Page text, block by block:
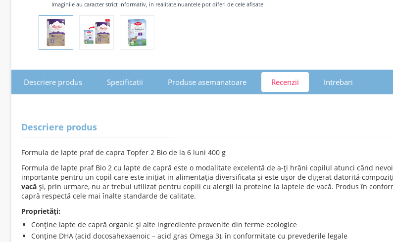
Imaginile au caracter strict informativ, in realitate nuantele pot diferi de cele afisate
Descriere produs Specificatii Produse asemanatoare Recenzii Intrebari
Descriere produs
Formula de lapte praf de capra Topfer 2 Bio de la 6 luni 400 g
Formula de lapte praf Bio 2 cu lapte de capră este o modalitate excelentă de a-ți hrăni copilul atunci când
importante pentru un copil care este inițiat in alimentația diversificata și este ușor de digerat datorită
vacă și, prin urmare, nu ar trebui utilizat pentru copiii cu alergii la proteine la laptele de vacă. Produs în
capră respectă cele mai înalte standarde de calitate.
Proprietăți:
Conține lapte de capră organic și alte ingrediente provenite din ferme ecologice
Conține DHA (acid docosahexaenoic – acid gras Omega 3), în conformitate cu prevederile legale